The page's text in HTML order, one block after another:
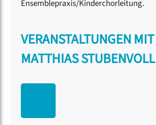
Ensemblepraxis/Kinderchorleitung.
VERANSTALTUNGEN MIT
MATTHIAS STUBENVOLL